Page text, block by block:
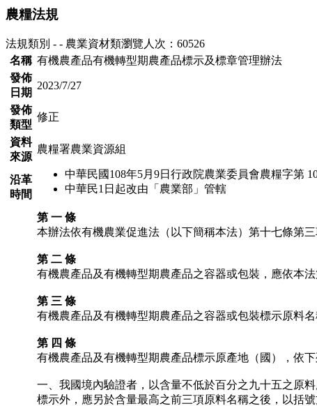
農糧法規
法規類別 - - 農業資材類瀏覽人次：60526
名稱 有機農產品有機轉型期農產品標示及標章管理辦法
發佈
日期
2023/7/27
發佈
類型
修正
資料
來源
農糧署農業資源組
沿革
時間
中華民國108年5月9日行政院農業委員會農糧字第
中華民1日起改由「農業部」管轄
第 一 條
本辦法依有機農業促進法（以下簡稱本法）第十七條第
第 二 條
有機農產品及有機轉型期農產品之容器或包裝，應依本
第 三 條
有機農產品及有機轉型期農產品之容器或包裝標示原料
第 四 條
有機農產品及有機轉型期農產品標示原產地（國），依下
一、我國境內驗證者，以含量不低於百分之九十五之原
標示外，應另於含量最高之前三項原料名稱之後，以括